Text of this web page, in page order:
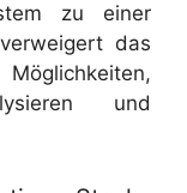
zu einer
das
und